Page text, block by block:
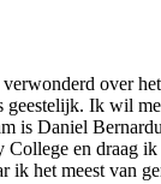
over
Ik wil
is Daniel
en draag
het meest van